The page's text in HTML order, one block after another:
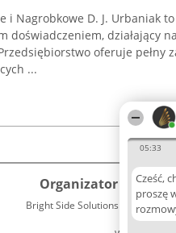
05:33
Cześć,
proszę
i Nagrobkowe D. J. Urbaniak to
doświadczeniem, działający
oferuje pełny
...
Organizator
Bright Side Solutions sp. z o. o.
ul.